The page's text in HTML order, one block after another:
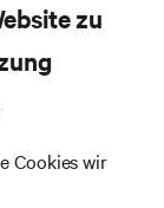
zu
Cookies wir